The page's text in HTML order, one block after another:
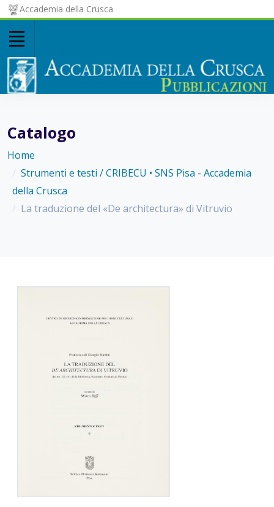
Accademia della Crusca
Catalogo
Home
Strumenti e testi / CRIBECU • SNS Pisa - Accademia
della Crusca
La traduzione del «De architectura» di Vitruvio